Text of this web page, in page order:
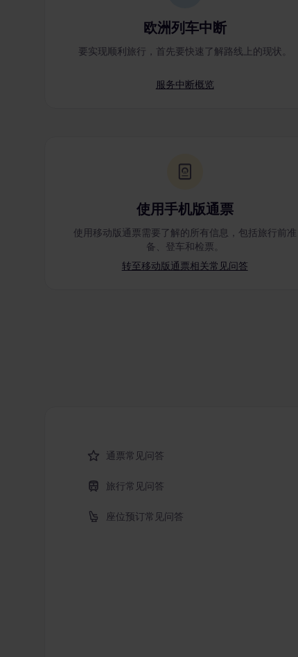
欧洲列车中断
要实现顺利旅行，首先要快速了解路线上的现状。
服务中断概览
使用手机版通票
使用移动版通票需要了解的所有信息，包括旅行前准
备、登车和检票。
转至移动版通票相关常见问答
通票常见问答
旅行常见问答
座位预订常见问答